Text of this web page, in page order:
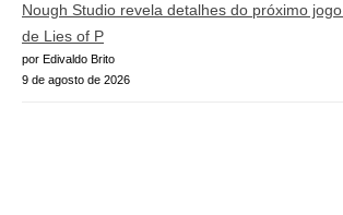
Nough Studio revela detalhes do próximo
de Lies of P
por Edivaldo Brito
9 de agosto de 2026